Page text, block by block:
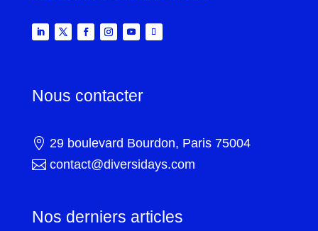
Nous contacter
 29 boulevard Bourdon, Paris 75004
 contact@diversidays.com
Nos derniers articles